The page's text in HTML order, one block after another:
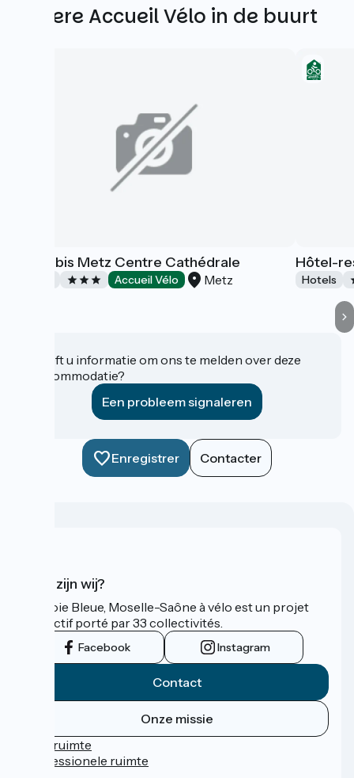
Andere Accueil Vélo in de buurt
Hôtel Ibis Metz Centre Cathédrale
Accueil Vélo Metz
Hôtel-
Hotels
Heeft u informatie om ons te melden over deze
accommodatie?
Een probleem signaleren
Enregistrer Contacter
Wie zijn wij?
La Voie Bleue, Moselle-Saône à vélo est un projet
collectif porté par 33 collectivités.
Facebook Instagram
Contact
Onze missie
Persruimte
Professionele ruimte